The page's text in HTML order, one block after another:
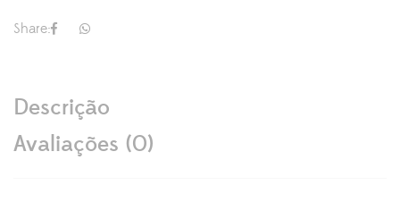
Share:
Descrição
Avaliações (0)